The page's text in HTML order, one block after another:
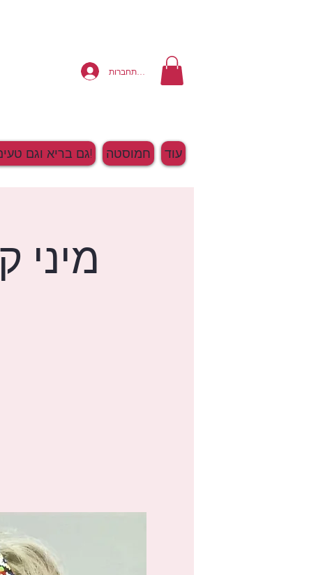
להתחברות
גם בריא וגם טעים! חמוסטה עוד
מיני